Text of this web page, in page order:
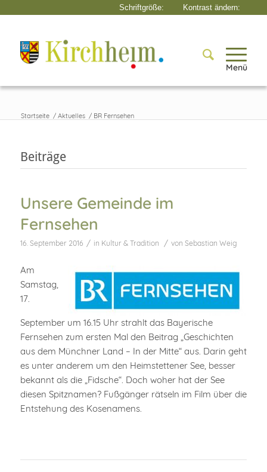
Menü
Startseite / Aktuelles / BR Fernsehen
Beiträge
Unsere Gemeinde im
Fernsehen
16. September 2016 / in Kultur & Tradition / von Sebastian Weig
Am
Samstag,
17.
September um 16.15 Uhr strahlt das Bayerische
Fernsehen zum ersten Mal den Beitrag „Geschichten
aus dem Münchner Land – In der Mitte“ aus. Darin geht
es unter anderem um den Heimstettener See, besser
bekannt als die „Fidsche“. Doch woher hat der See
diesen Spitznamen? Fußgänger rätseln im Film über die
Entstehung des Kosenamens.